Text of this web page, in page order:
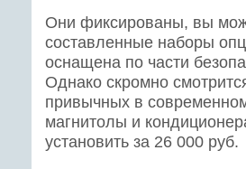
Они фиксированы, вы
составленные наборы
оснащена по части
Однако скромно
привычных в
магнитолы и
установить за 26 000 руб.